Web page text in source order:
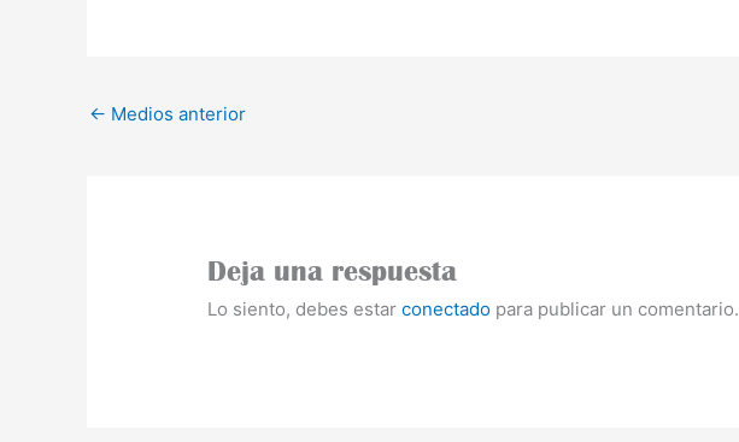
← Medios anterior
Deja una respuesta
Lo siento, debes estarconectado para publicar un comentario.